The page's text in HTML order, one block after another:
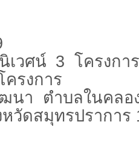
เวศน์ 3 โครงกา
รงการ
า ตำบลในคลอ
วัดสมุทรปราการ